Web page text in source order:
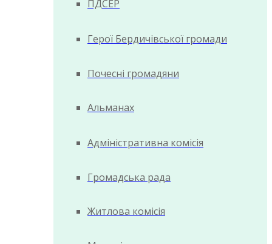
ПДСЕР
Герої Бердичівської громади
Почесні громадяни
Альманах
Адміністративна комісія
Громадська рада
Житлова комісія